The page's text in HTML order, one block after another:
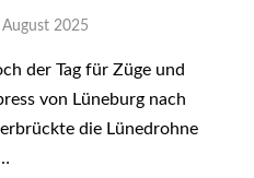
August 2025
der Tag für Züge und
von Lüneburg nach
die Lünedrohne